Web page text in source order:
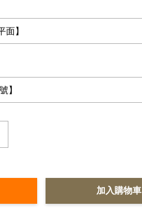
加入購物車